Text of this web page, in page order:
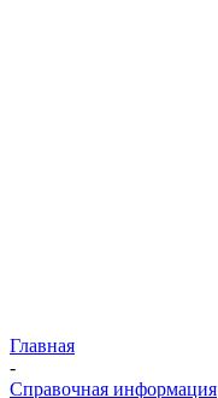
Главная
-
Справочная информация